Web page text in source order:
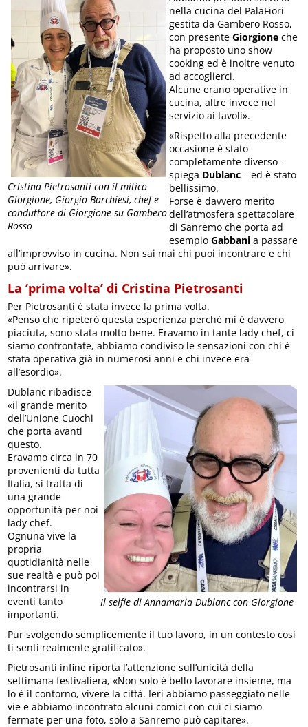
Cristina Pietrosanti con il mitico
Giorgione, Giorgio Barchiesi, chef e
conduttore di Giorgione su Gambero
Rosso
nella cucina del PalaFiori
gestita da Gambero Rosso,
con presente Giorgione che
ha proposto uno show
cooking ed è inoltre venuto
ad accoglierci.
Alcune erano operative in
cucina, altre invece nel
servizio ai tavoli».
«Rispetto alla precedente
occasione è stato
completamente diverso –
spiega Dublanc – ed è stato
bellissimo.
Forse è davvero merito
dell’atmosfera spettacolare
di Sanremo che porta ad
esempio Gabbani a passare
all’improvviso in cucina. Non sai mai chi puoi incontrare e chi
può arrivare».
La ‘prima volta’ di Cristina Pietrosanti
Per Pietrosanti è stata invece la prima volta.
«Penso che ripeterò questa esperienza perché mi è davvero
piaciuta, sono stata molto bene. Eravamo in tante lady chef, ci
siamo confrontate, abbiamo condiviso le sensazioni con chi è
stata operativa già in numerosi anni e chi invece era
all’esordio».
Il selfie di Annamaria Dublanc con Giorgione
Dublanc ribadisce
«il grande merito
dell’Unione Cuochi
che porta avanti
questo.
Eravamo circa in 70
provenienti da tutta
Italia, si tratta di
una grande
opportunità per noi
lady chef.
Ognuna vive la
propria
quotidianità nelle
sue realtà e può poi
incontrarsi in
eventi tanto
importanti.
Pur svolgendo semplicemente il tuo lavoro, in un contesto così
ti senti realmente gratificato».
Pietrosanti infine riporta l’attenzione sull’unicità della
settimana festivaliera, «Non solo è bello lavorare insieme, ma
lo è il contorno, vivere la città. Ieri abbiamo passeggiato nelle
vie e abbiamo incontrato alcuni comici con cui ci siamo
fermate per una foto, solo a Sanremo può capitare».